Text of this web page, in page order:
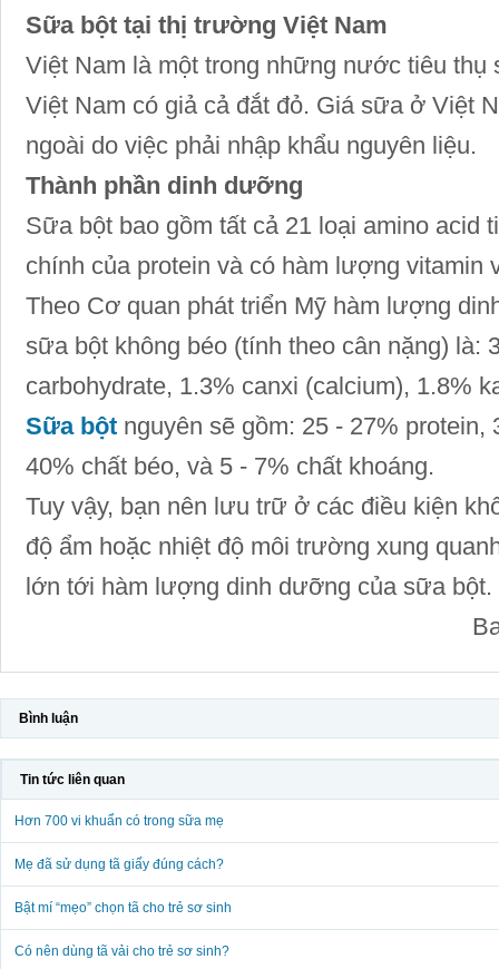
Sữa bột tại thị trường Việt Nam
Việt Nam là một trong những nước tiêu
Việt Nam có giả cả đắt đỏ. Giá sữa ở Việt
ngoài do việc phải nhập khẩu nguyên liệu.
Thành phần dinh dưỡng
Sữa bột bao gồm tất cả 21 loại amino acid
chính của protein và có hàm lượng vitamin
Theo Cơ quan phát triển Mỹ hàm lượng
sữa bột không béo (tính theo cân nặng) là:
carbohydrate, 1.3% canxi (calcium), 1.8%
Sữa bột nguyên sẽ gồm: 25 - 27% protein,
40% chất béo, và 5 - 7% chất khoáng.
Tuy vậy, bạn nên lưu trữ ở các điều kiện
độ ẩm hoặc nhiệt độ môi trường xung
lớn tới hàm lượng dinh dưỡng của sữa bột.
Bình luận
Tin tức liên quan
Hơn 700 vi khuẩn có trong sữa mẹ
Mẹ đã sử dụng tã giấy đúng cách?
Bật mí “mẹo” chọn tã cho trẻ sơ sinh
Có nên dùng tã vải cho trẻ sơ sinh?